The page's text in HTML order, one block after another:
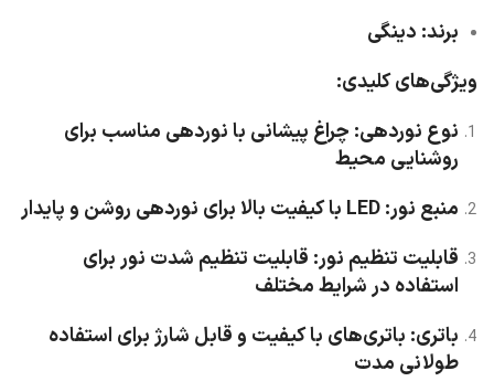
برند: دینگی
ویژگی‌های کلیدی:
نوع نوردهی: چراغ پیشانی با نوردهی مناسب برای
روشنایی محیط
منبع نور: LED با کیفیت بالا برای نوردهی روشن و پایدار
قابلیت تنظیم نور: قابلیت تنظیم شدت نور برای
استفاده در شرایط مختلف
باتری: باتری‌های با کیفیت و قابل شارژ برای استفاده
طولانی مدت